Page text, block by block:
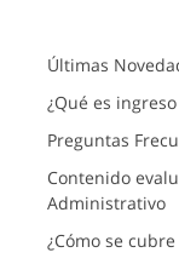
Últimas
¿Qué es
Preguntas
Contenido
Administrativo
¿Cómo se